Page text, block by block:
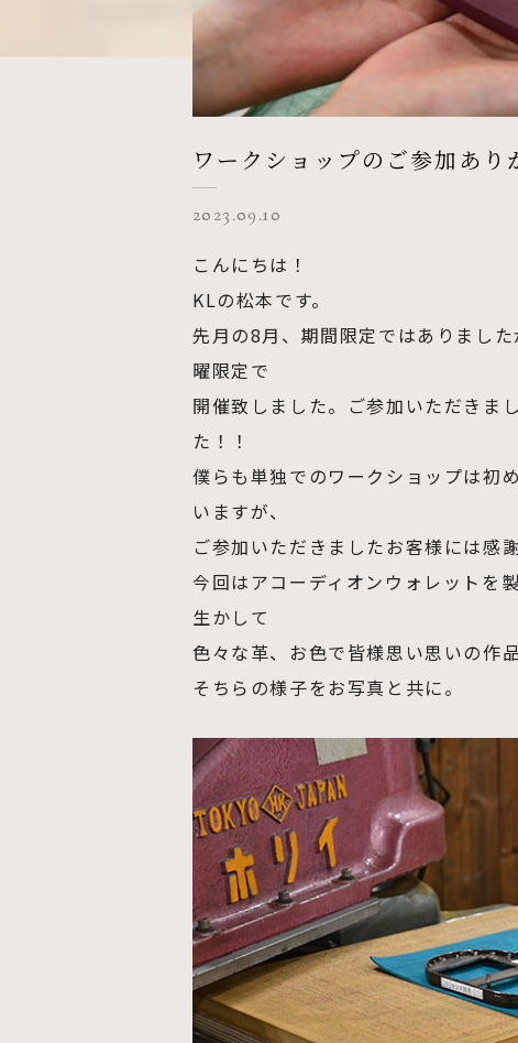
ワークショップのご参加あり
2023.09.10
こんにちは！
KLの松本です。
先月の8月、期間限定ではありまし
曜限定で
開催致しました。ご参加いただきま
た！！
僕らも単独でのワークショップは初
いますが、
ご参加いただきましたお客様には感
今回はアコーディオンウォレットを
生かして
色々な革、お色で皆様思い思いの作
そちらの様子をお写真と共に。